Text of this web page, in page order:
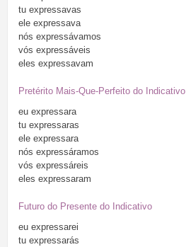
tu expressavas
ele expressava
nós expressávamos
vós expressáveis
eles expressavam
Pretérito Mais-Que-Perfeito do Indicativo
eu expressara
tu expressaras
ele expressara
nós expressáramos
vós expressáreis
eles expressaram
Futuro do Presente do Indicativo
eu expressarei
tu expressarás